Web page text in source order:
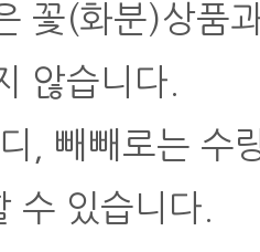
꽃(화분)상품
않습니다.
, 빼빼로는 수
수 있습니다.